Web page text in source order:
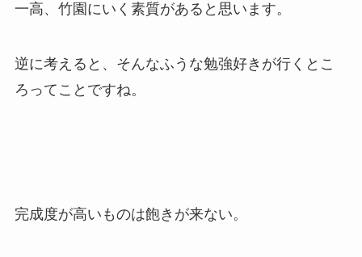
一高、竹園にいく素質があると思います。
逆に考えると、そんなふうな勉強好きが行くとこ
ろってことですね。
完成度が高いものは飽きが来ない。